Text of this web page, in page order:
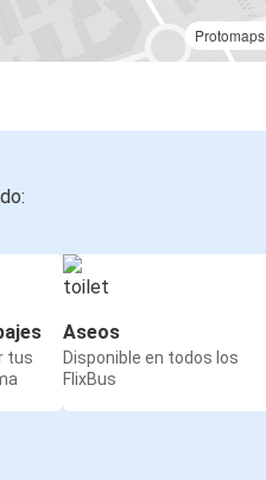
Protomaps
tus
Aseos
Disponible en todos los
FlixBus